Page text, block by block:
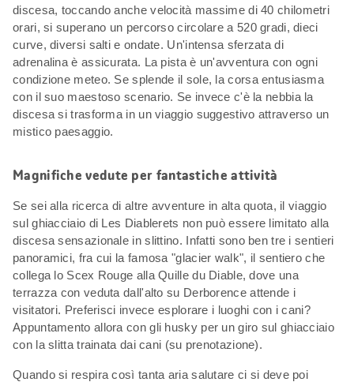
discesa, toccando anche velocità massime di 40 chilometri
orari, si superano un percorso circolare a 520 gradi, dieci
curve, diversi salti e ondate. Un'intensa sferzata di
adrenalina è assicurata. La pista è un'avventura con ogni
condizione meteo. Se splende il sole, la corsa entusiasma
con il suo maestoso scenario. Se invece c'è la nebbia la
discesa si trasforma in un viaggio suggestivo attraverso un
mistico paesaggio.
Magnifiche vedute per fantastiche attività
Se sei alla ricerca di altre avventure in alta quota, il viaggio
sul ghiacciaio di Les Diablerets non può essere limitato alla
discesa sensazionale in slittino. Infatti sono ben tre i sentieri
panoramici, fra cui la famosa "glacier walk", il sentiero che
collega lo Scex Rouge alla Quille du Diable, dove una
terrazza con veduta dall'alto su Derborence attende i
visitatori. Preferisci invece esplorare i luoghi con i cani?
Appuntamento allora con gli husky per un giro sul ghiacciaio
con la slitta trainata dai cani (su prenotazione).
Quando si respira così tanta aria salutare ci si deve poi